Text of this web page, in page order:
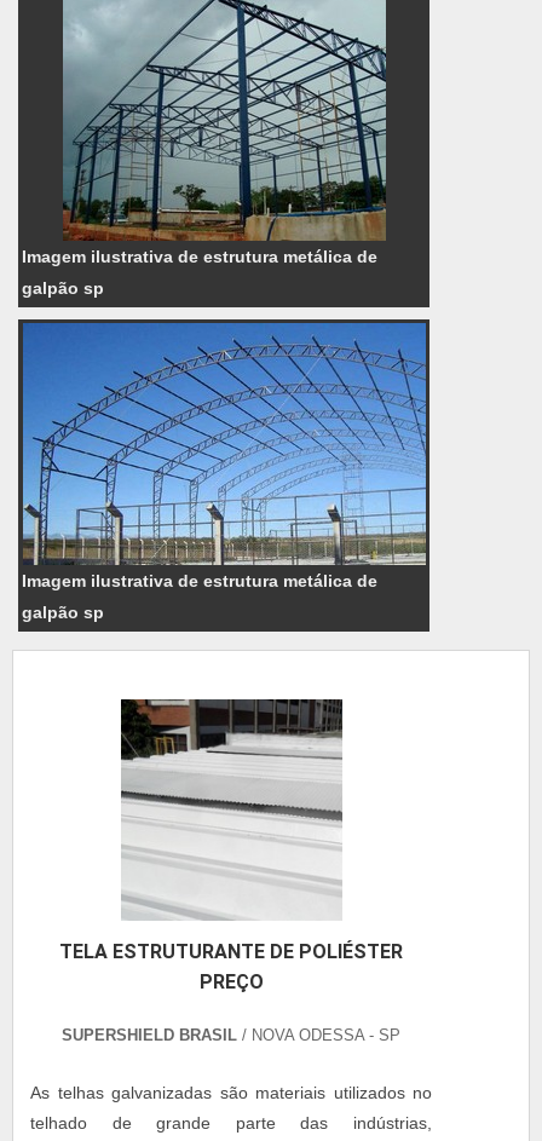
pagamento acessível. DETALHES SOBRE
EMPRESA DE ESTRUTURA METALICA SP Há
muitas man...
Imagem ilustrativa de estrutura metálica de
galpão sp
Imagem ilustrativa de estrutura metálica de
galpão sp
TELA ESTRUTURANTE DE POLIÉSTER
PREÇO
SUPERSHIELD BRASIL / NOVA ODESSA - SP
As telhas galvanizadas são materiais utilizados no
telhado de grande parte das indústrias,